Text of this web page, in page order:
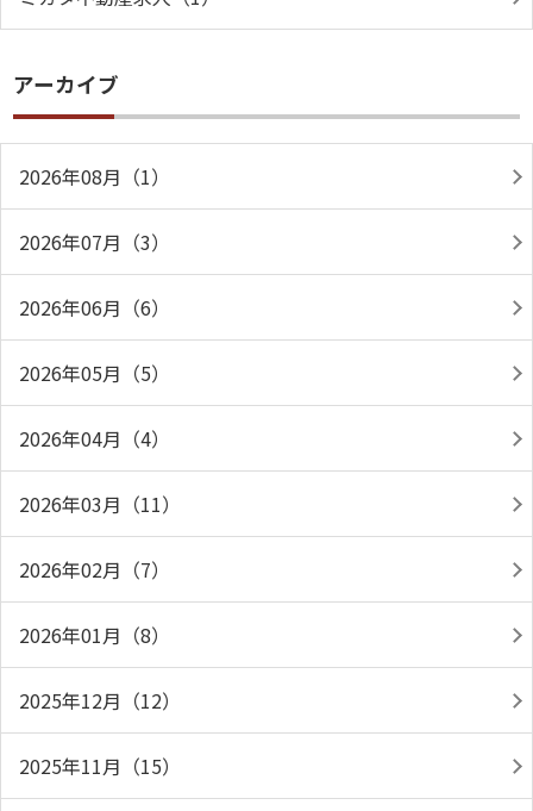
アーカイブ
2026年08月（1）
2026年07月（3）
2026年06月（6）
2026年05月（5）
2026年04月（4）
2026年03月（11）
2026年02月（7）
2026年01月（8）
2025年12月（12）
2025年11月（15）